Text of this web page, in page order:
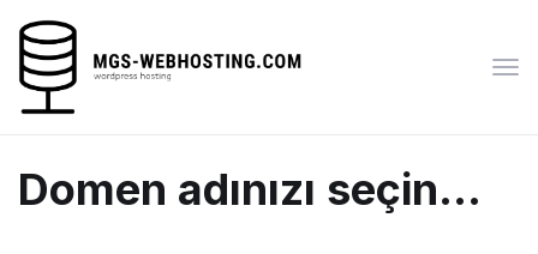
Domen adınızı seçin...